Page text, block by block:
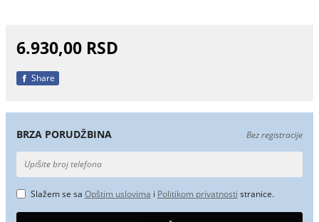
6.930,00 RSD
Share
BRZA PORUDŽBINA Bez registracije
Slažem se sa Opštim uslovima i Politikom privatnosti stranice.